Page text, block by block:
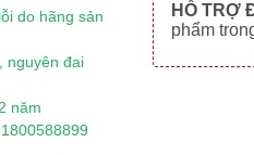
do hãng sản
nguyên đai
năm
HỖ TRỢ
phẩm